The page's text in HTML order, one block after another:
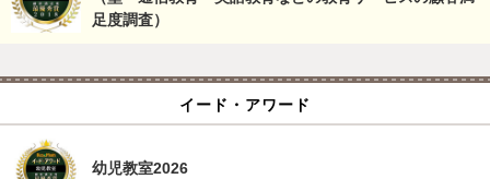
足度調査）
イード・アワード
幼児教室2026